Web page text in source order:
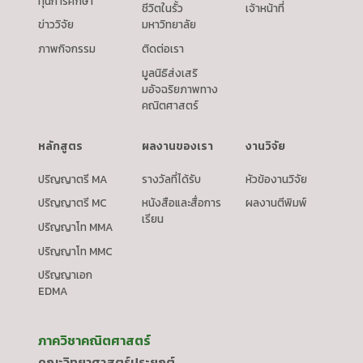
ข่าววิจัย
ภาพกิจกรรม
ชีวิตในรั้ว
มหาวิทยาลัย
ติดต่อเรา
มูลนิธิส่งเสริ
มอัจฉริยภาพทาง
คณิตศาสตร์
เจ้าหน้าที่
หลักสูตร
ปริญญาตรี MA
ปริญญาตรี MC
ปริญญาโท MMA
ปริญญาโท MMC
ปริญญาเอก
EDMA
ผลงานของเรา
รางวัลที่ได้รับ
หนังสือและสื่อการ
เรียน
งานวิจัย
หัวข้องานวิจัย
ผลงานตีพิมพ์
ภาควิชาคณิตศาสตร์